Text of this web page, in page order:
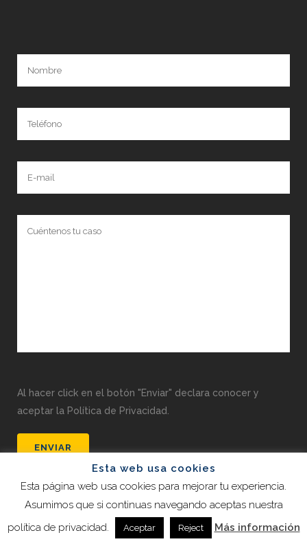
Al hacer click en el botón "Enviar" declara conocer y
aceptar la Política de Privacidad.
Maria Luisa Bautista Abogados 2022 | Despacho de Abogados en Pozuelo
Esta web usa cookies
Esta página web usa cookies para mejorar tu experiencia.
Asumimos que si continuas navegando aceptas nuestra
política de privacidad.
Aceptar Reject Más información